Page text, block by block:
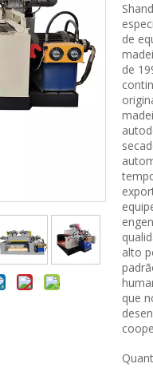
de
de
alto
que